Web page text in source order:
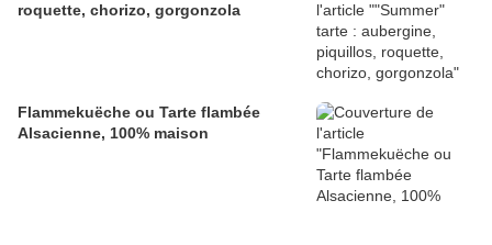
roquette, chorizo, gorgonzola
Flammekuëche ou Tarte flambée
Alsacienne, 100% maison